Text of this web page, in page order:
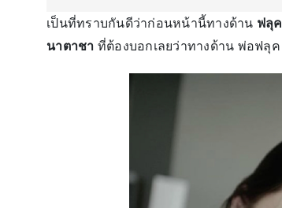
เป็นที่ทราบกันดีว่าก่อนหน้านี้ทางด้าน ฟลุ
นาตาชา ที่ต้องบอกเลยว่าทางด้าน พ่อฟลุ